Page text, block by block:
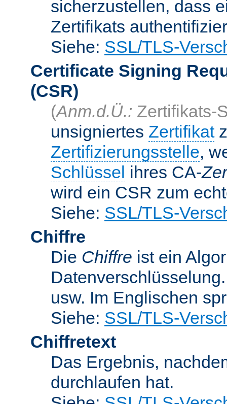
sicherzustellen, dass
Zertifikats
Siehe: SSL/TLS-
Certificate Signing
(CSR)
(Anm.d.Ü.: Zertifikats-
unsigniertes Zertifikat
Zertifizierungsstelle,
Schlüssel ihres CA-
wird ein CSR zum
Siehe: SSL/TLS-
Chiffre
Die Chiffre ist ein
usw. Im Englischen
Siehe: SSL/TLS-
Chiffretext
Das Ergebnis,
durchlaufen hat.